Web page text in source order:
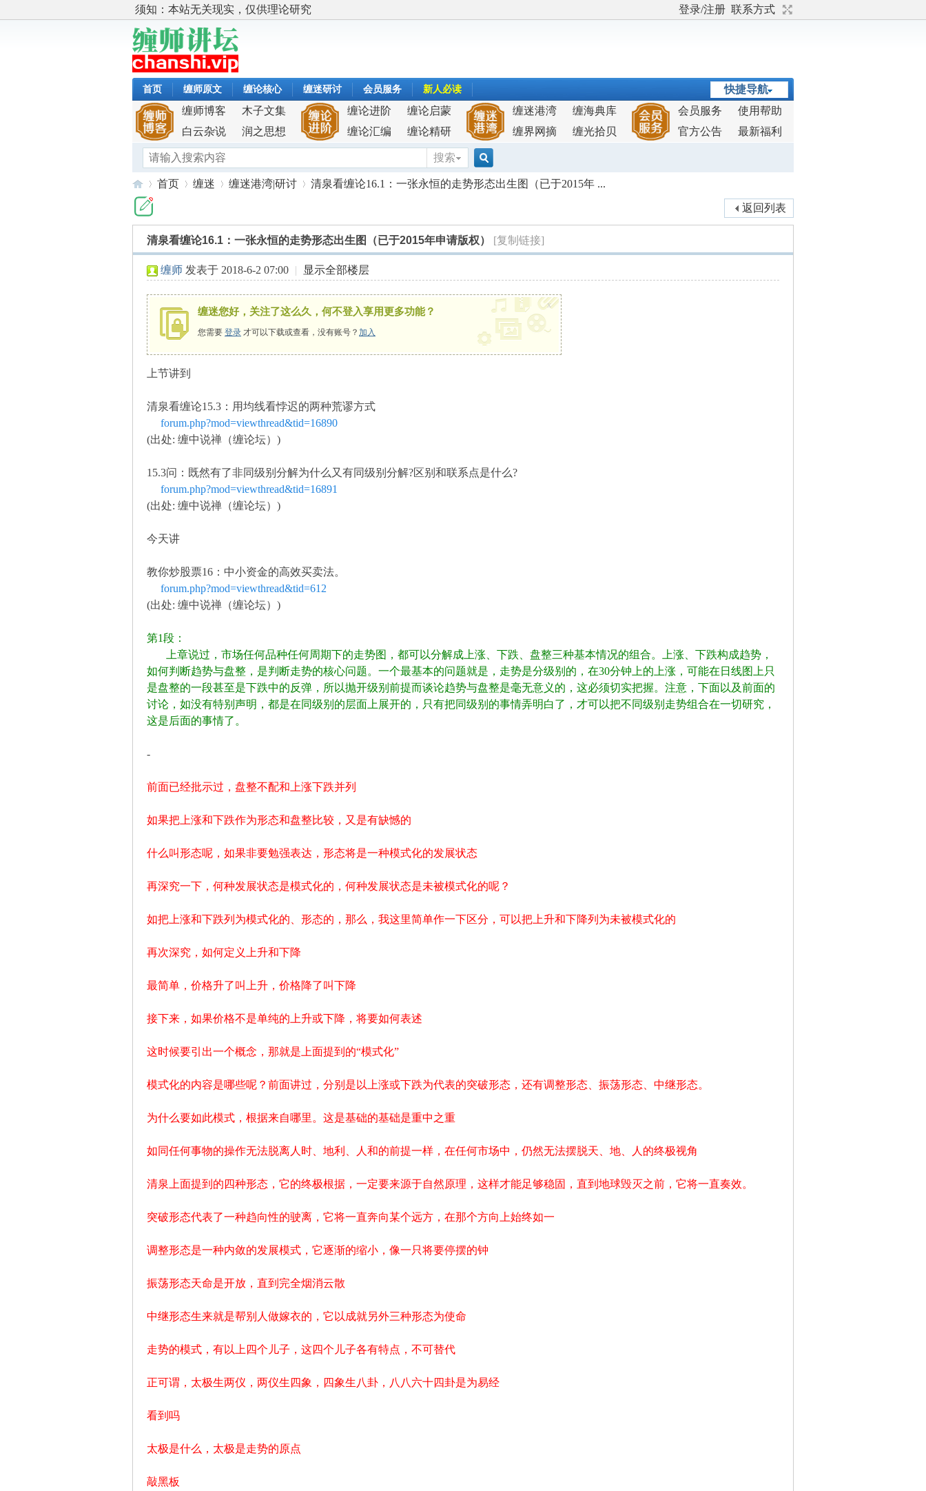
须知：本站无关现实，仅供理论研究 登录/注册 联系方式
快捷导航
首页 缠师原文 缠论核心 缠迷研讨 会员服务 新人必读
缠师博客
木子文集
白云杂说
润之思想
缠论进阶
缠论启蒙
缠论汇编
缠论精研
缠迷港湾
缠海典库
缠界网摘
缠光拾贝
会员服务
使用帮助
官方公告
最新福利
搜索
搜
索
»
首页
›
缠迷
›
缠迷港湾|研讨
›
清泉看缠论16.1：一张永恒的走势形态出生图（已于2015年 ...
返回列表
清泉看缠论16.1：一张永恒的走势形态出生图（已于2015年申请版权） [复制链接]
缠师 发表于 2018-6-2 07:00 | 显示全部楼层
缠迷您好，关注了这么久，何不登入享用更多功能？
您需要 登录 才可以下载或查看，没有账号？ 加入
x
上节讲到
清泉看缠论15.3：用均线看悖迟的两种荒谬方式
forum.php?mod=viewthread&tid=16890
(出处: 缠中说禅（缠论坛）)
15.3问：既然有了非同级别分解为什么又有同级别分解?区别和联系点是什么?
forum.php?mod=viewthread&tid=16891
(出处: 缠中说禅（缠论坛）)
今天讲
教你炒股票16：中小资金的高效买卖法。
forum.php?mod=viewthread&tid=612
(出处: 缠中说禅（缠论坛）)
第1段：
上章说过，市场任何品种任何周期下的走势图，都可以分解成上涨、下跌、盘整三种基本情况的组合。上涨、下跌构成趋势，
如何判断趋势与盘整，是判断走势的核心问题。一个最基本的问题就是，走势是分级别的，在30分钟上的上涨，可能在日线图上只
是盘整的一段甚至是下跌中的反弹，所以抛开级别前提而谈论趋势与盘整是毫无意义的，这必须切实把握。注意，下面以及前面的
讨论，如没有特别声明，都是在同级别的层面上展开的，只有把同级别的事情弄明白了，才可以把不同级别走势组合在一切研究，
这是后面的事情了。
-
前面已经批示过，盘整不配和上涨下跌并列
如果把上涨和下跌作为形态和盘整比较，又是有缺憾的
什么叫形态呢，如果非要勉强表达，形态将是一种模式化的发展状态
再深究一下，何种发展状态是模式化的，何种发展状态是未被模式化的呢？
如把上涨和下跌列为模式化的、形态的，那么，我这里简单作一下区分，可以把上升和下降列为未被模式化的
再次深究，如何定义上升和下降
最简单，价格升了叫上升，价格降了叫下降
接下来，如果价格不是单纯的上升或下降，将要如何表述
这时候要引出一个概念，那就是上面提到的“模式化”
模式化的内容是哪些呢？前面讲过，分别是以上涨或下跌为代表的突破形态，还有调整形态、振荡形态、中继形态。
为什么要如此模式，根据来自哪里。这是基础的基础是重中之重
如同任何事物的操作无法脱离人时、地利、人和的前提一样，在任何市场中，仍然无法摆脱天、地、人的终极视角
清泉上面提到的四种形态，它的终极根据，一定要来源于自然原理，这样才能足够稳固，直到地球毁灭之前，它将一直奏效。
突破形态代表了一种趋向性的驶离，它将一直奔向某个远方，在那个方向上始终如一
调整形态是一种内敛的发展模式，它逐渐的缩小，像一只将要停摆的钟
振荡形态天命是开放，直到完全烟消云散
中继形态生来就是帮别人做嫁衣的，它以成就另外三种形态为使命
走势的模式，有以上四个儿子，这四个儿子各有特点，不可替代
正可谓，太极生两仪，两仪生四象，四象生八卦，八八六十四卦是为易经
看到吗
太极是什么，太极是走势的原点
敲黑板